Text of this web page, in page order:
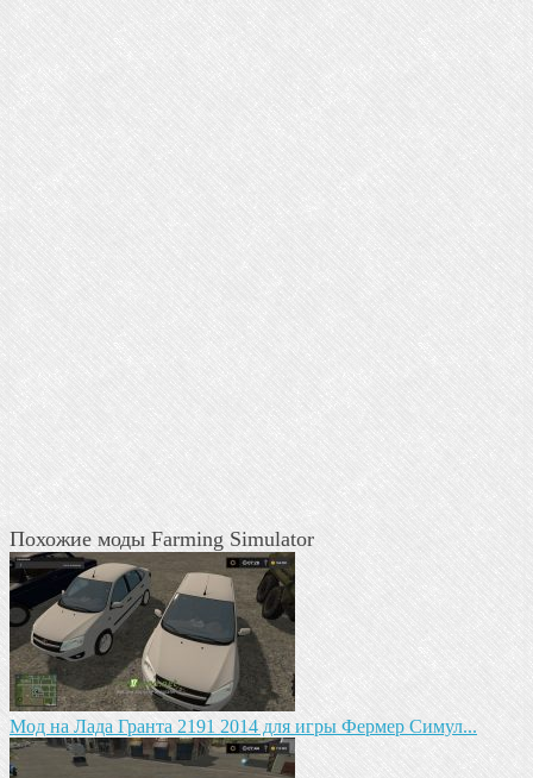
Похожие моды Farming Simulator
Мод на Лада Гранта 2191 2014 для игры Фермер Симул...